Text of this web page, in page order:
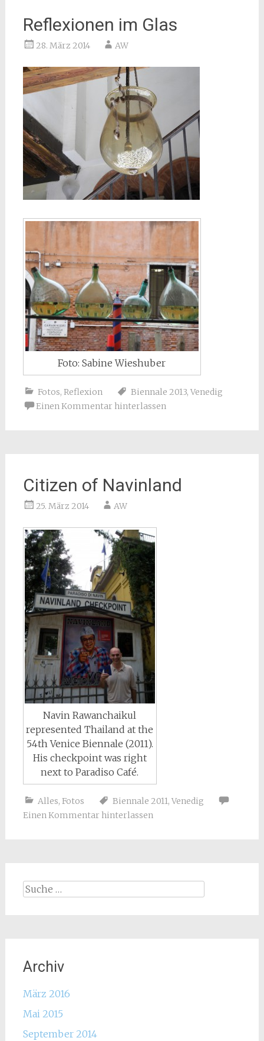
Reflexionen im Glas
28. März 2014 AW
Foto: Sabine Wieshuber
Fotos, Reflexion Biennale 2013, Venedig
Einen Kommentar hinterlassen
Citizen of Navinland
25. März 2014 AW
Navin Rawanchaikul
represented Thailand at the
54th Venice Biennale (2011).
His checkpoint was right
next to Paradiso Café.
Alles, Fotos Biennale 2011, Venedig
Einen Kommentar hinterlassen
Suche
Archiv
März 2016
Mai 2015
September 2014